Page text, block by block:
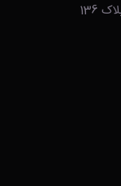
136